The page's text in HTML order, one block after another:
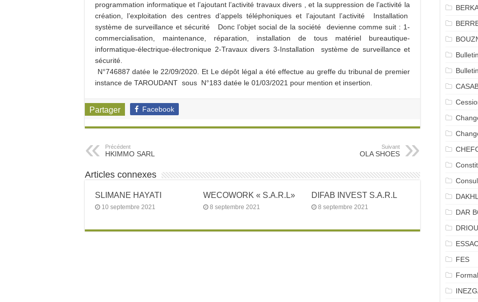
programmation informatique et l’ajoutant l’activité travaux divers , et la suppression de l’activité la
création, l’exploitation des centres d’appels téléphoniques et l’ajoutant l’activité Installation
système de surveillance et sécurité Donc l’objet social de la société devienne comme suit : 1-
commercialisation, maintenance, réparation, installation de tous matériel bureautique-
informatique-électrique-électronique 2-Travaux divers 3-Installation système de surveillance et
sécurité.
N°746887 datée le 22/09/2020. Et Le dépôt légal a été effectue au greffe du tribunal de premier
instance de TAROUDANT sous N°183 datée le 01/03/2021 pour mention et insertion.
Partager Facebook
Précédent
HKIMMO SARL
Suivant
OLA SHOES
Articles connexes
SLIMANE HAYATI
10 septembre 2021
WECOWORK « S.A.R.L»
8 septembre 2021
DIFAB INVEST S.A.R.L
8 septembre 2021
DAR
FES